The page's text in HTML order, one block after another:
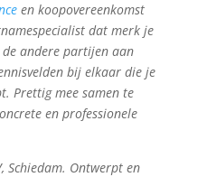
en koopovereenkomst
dat merk je
andere partijen aan
bij elkaar die je
Prettig mee samen te
en professionele
Schiedam. Ontwerpt en